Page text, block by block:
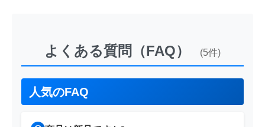
よくある質問（FAQ） (5件)
人気のFAQ